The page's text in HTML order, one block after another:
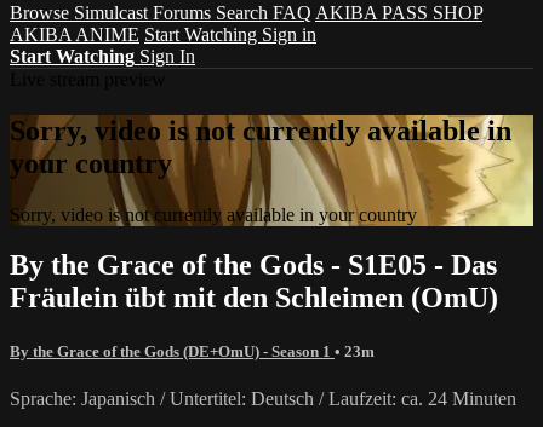
Browse Simulcast Forums Search FAQ AKIBA PASS SHOP
AKIBA ANIME Start Watching Sign in
Start Watching Sign In
Sorry, video is not currently available in
your country
Sorry, video is not currently available in your country
By the Grace of the Gods - S1E05 - Das
Fräulein übt mit den Schleimen (OmU)
By the Grace of the Gods (DE+OmU) - Season 1 • 23m
Sprache: Japanisch / Untertitel: Deutsch / Laufzeit: ca. 24 Minuten